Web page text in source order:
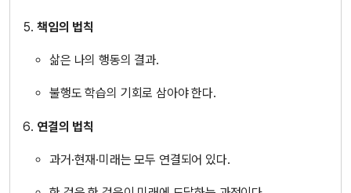
책임의 법칙
삶은 나의 행동의 결과.
불행도 학습의 기회로 삼아야 한다.
연결의 법칙
과거·현재·미래는 모두 연결되어 있다.